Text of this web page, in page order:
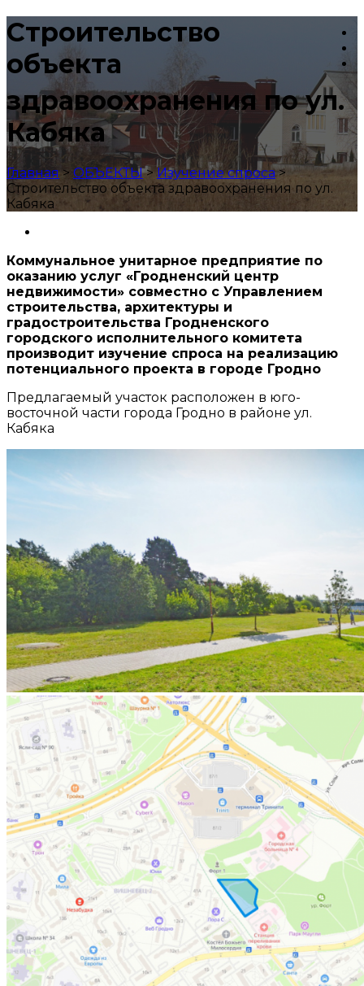
Строительство
объекта
здравоохранения по ул.
Кабяка
Главная> ОБЪЕКТЫ>Изучение спроса>
Строительство объекта здравоохранения по ул.
Кабяка
Коммунальное унитарное предприятие по
оказанию услуг «Гродненский центр
недвижимости» совместно с Управлением
строительства, архитектуры и
градостроительства Гродненского
городского исполнительного комитета
производит изучение спроса на реализацию
потенциального проекта в городе Гродно
Предлагаемый участок расположен в юго-
восточной части города Гродно в районе ул.
Кабяка